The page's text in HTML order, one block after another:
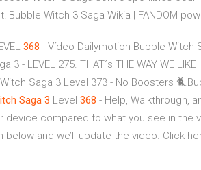
Bubble Witch 3 Saga Wikia | FANDOM
368 - Vídeo Dailymotion Bubble Witch
3 - LEVEL 275. THAT´s THE WAY WE LIKE
Saga 3 Level 373 - No Boosters
Saga 3 Level 368 - Help, Walkthrough,
device compared to what you see in the
and we’ll update the video. Click